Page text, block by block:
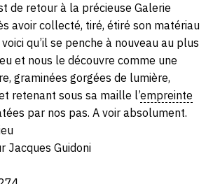
OCTOBRE
2021
de retour à la précieuse Galerie
avoir collecté, tiré, étiré son matériau
qu’il se penche à nouveau au plus
et nous le découvre comme une
graminées gorgées de lumière,
retenant sous sa maille l’empreinte
par nos pas. A voir absolument.
Jacques Guidoni